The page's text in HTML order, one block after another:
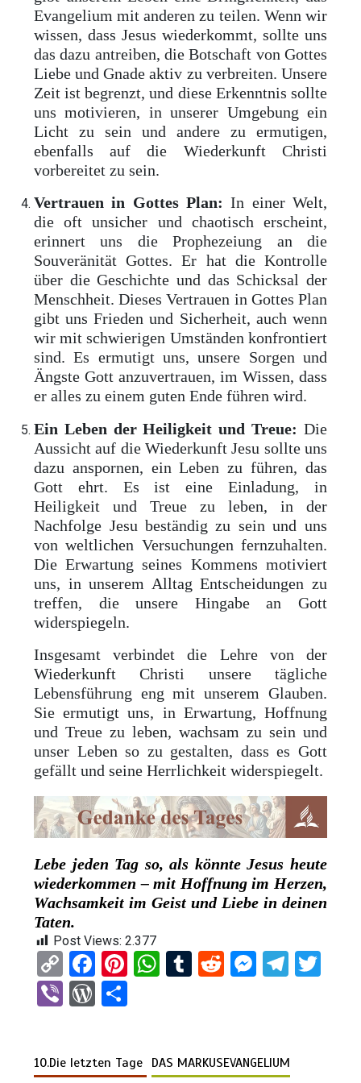
Evangelium mit anderen zu teilen. Wenn wir
wissen, dass Jesus wiederkommt, sollte uns
das dazu antreiben, die Botschaft von Gottes
Liebe und Gnade aktiv zu verbreiten. Unsere
Zeit ist begrenzt, und diese Erkenntnis sollte
uns motivieren, in unserer Umgebung ein
Licht zu sein und andere zu ermutigen,
ebenfalls auf die Wiederkunft Christi
vorbereitet zu sein.
Vertrauen in Gottes Plan: In einer Welt,
die oft unsicher und chaotisch erscheint,
erinnert uns die Prophezeiung an die
Souveränität Gottes. Er hat die Kontrolle
über die Geschichte und das Schicksal der
Menschheit. Dieses Vertrauen in Gottes Plan
gibt uns Frieden und Sicherheit, auch wenn
wir mit schwierigen Umständen konfrontiert
sind. Es ermutigt uns, unsere Sorgen und
Ängste Gott anzuvertrauen, im Wissen, dass
er alles zu einem guten Ende führen wird.
Ein Leben der Heiligkeit und Treue: Die
Aussicht auf die Wiederkunft Jesu sollte uns
dazu anspornen, ein Leben zu führen, das
Gott ehrt. Es ist eine Einladung, in
Heiligkeit und Treue zu leben, in der
Nachfolge Jesu beständig zu sein und uns
von weltlichen Versuchungen fernzuhalten.
Die Erwartung seines Kommens motiviert
uns, in unserem Alltag Entscheidungen zu
treffen, die unsere Hingabe an Gott
widerspiegeln.
Insgesamt verbindet die Lehre von der
Wiederkunft Christi unsere tägliche
Lebensführung eng mit unserem Glauben.
Sie ermutigt uns, in Erwartung, Hoffnung
und Treue zu leben, wachsam zu sein und
unser Leben so zu gestalten, dass es Gott
gefällt und seine Herrlichkeit widerspiegelt.
Lebe jeden Tag so, als könnte Jesus heute
wiederkommen – mit Hoffnung im Herzen,
Wachsamkeit im Geist und Liebe in deinen
Taten.
Post Views: 2.377
C
o
py
n
F
a
ce
o
Pi
t
W
A
T
r
R
t
M
g
T
a
Vi W
Pr n
10.Die letzten Tage DAS MARKUSEVANGELIUM